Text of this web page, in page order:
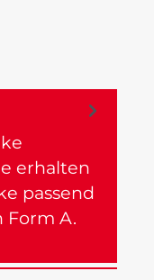
erhalten
passend
Form A.